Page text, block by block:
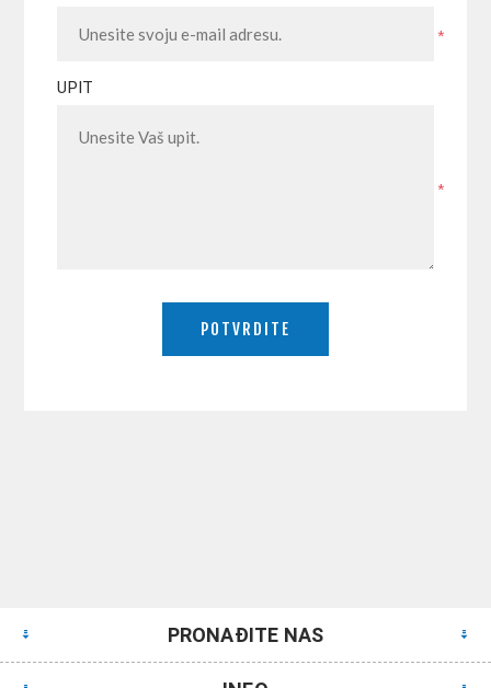
*
UPIT
*
PRONAĐITE NAS